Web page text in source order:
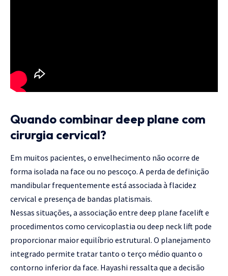
Quando combinar deep plane com
cirurgia cervical?
Em muitos pacientes, o envelhecimento não ocorre de
forma isolada na face ou no pescoço. A perda de definição
mandibular frequentemente está associada à flacidez
cervical e presença de bandas platismais.
Nessas situações, a associação entre deep plane facelift e
procedimentos como cervicoplastia ou deep neck lift pode
proporcionar maior equilíbrio estrutural. O planejamento
integrado permite tratar tanto o terço médio quanto o
contorno inferior da face. Hayashi ressalta que a decisão